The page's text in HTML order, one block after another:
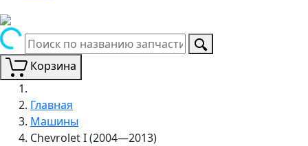
Корзина
Главная
Машины
Chevrolet I (2004—2013)